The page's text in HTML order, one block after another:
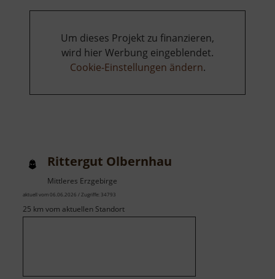
Um dieses Projekt zu finanzieren,
wird hier Werbung eingeblendet.
Cookie-Einstellungen ändern.
Rittergut Olbernhau
Mittleres Erzgebirge
aktuell vom 06.06.2026 / Zugriffe: 34793
25 km vom aktuellen Standort